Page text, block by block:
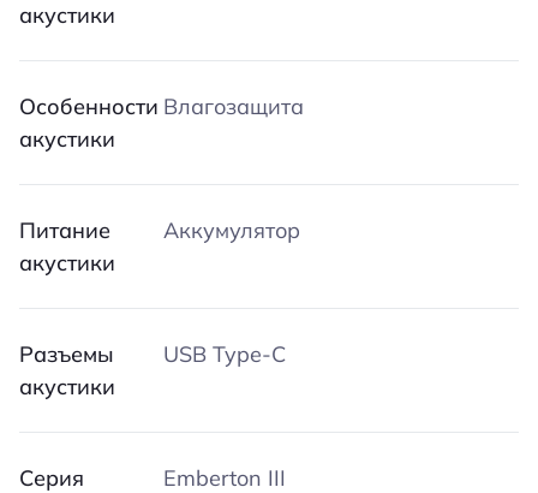
акустики
Особенности
акустики
Влагозащита
Питание
акустики
Аккумулятор
Разъемы
акустики
USB Type-C
Серия Emberton III